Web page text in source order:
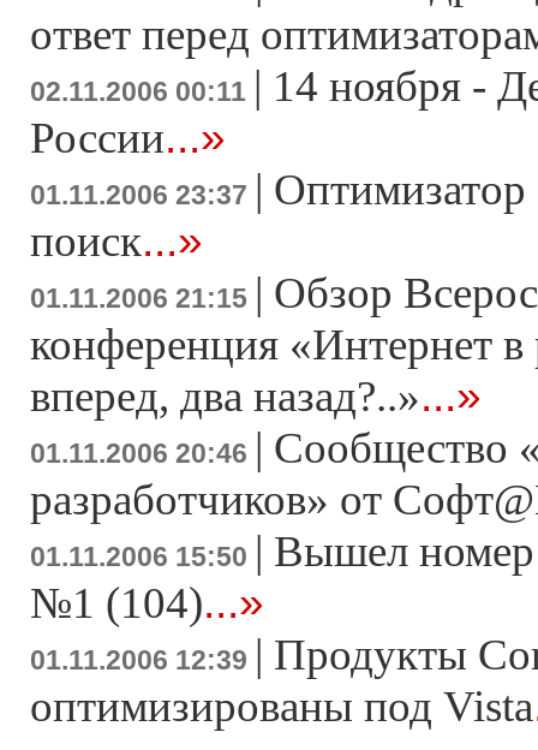
ответ перед
02.11.2006 00:11 | 14 ноября -
России...»
01.11.2006 23:37 | Оптимизатор
поиск...»
01.11.2006 21:15 | Обзор
конференция «Интернет
вперед, два назад?..»...»
01.11.2006 20:46 | Сообщество
разработчиков» от
01.11.2006 15:50 | Вышел
№1 (104)...»
01.11.2006 12:39 | Продукты
оптимизированы под Vista